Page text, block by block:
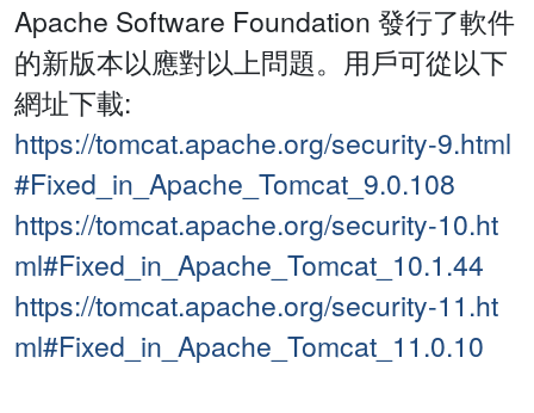
Apache Software Foundation 發行了軟件
的新版本以應對以上問題。用戶可從以下
網址下載:
https://tomcat.apache.org/security-9.html
#Fixed_in_Apache_Tomcat_9.0.108
https://tomcat.apache.org/security-10.ht
ml#Fixed_in_Apache_Tomcat_10.1.44
https://tomcat.apache.org/security-11.ht
ml#Fixed_in_Apache_Tomcat_11.0.10